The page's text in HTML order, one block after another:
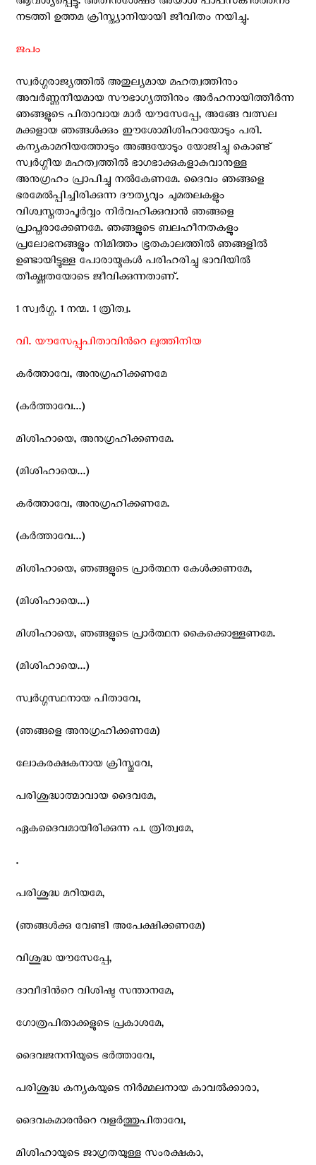
നടത്തി ഉത്തമ ക്രിസ്ത്യാനിയായി ജീവിതം നയിച്ചു.
ജപം
സ്വര്‍ഗ്ഗരാജ്യത്തില്‍ അതുല്യമായ മഹത്വത്തിനും
അവര്‍ണ്ണനീയമായ സൗഭാഗ്യത്തിനും അര്‍ഹനായിത്തീര്‍ന്ന
ഞങ്ങളുടെ പിതാവായ മാര്‍ യൗസേപ്പേ, അങ്ങേ വത്സല
മക്കളായ ഞങ്ങള്‍ക്കും ഈശോമിശിഹായോടും പരി.
കന്യകാമറിയത്തോടും അങ്ങയോടും യോജിച്ചു കൊണ്ട്
സ്വര്‍ഗ്ഗീയ മഹത്വത്തില്‍ ഭാഗഭാക്കുകളാകുവാനുള്ള
അനുഗ്രഹം പ്രാപിച്ചു നല്‍കേണമേ. ദൈവം ഞങ്ങളെ
ഭരമേല്‍പ്പിച്ചിരിക്കുന്ന ദൗത്യവും ചുമതലകളും
വിശ്വസ്തതാപൂര്‍വ്വം നിര്‍വഹിക്കുവാന്‍ ഞങ്ങളെ
പ്രാപ്തരാക്കേണമേ. ഞങ്ങളുടെ ബലഹീനതകളും
പ്രലോഭനങ്ങളും നിമിത്തം ഭൂതകാലത്തില്‍ ഞങ്ങളില്‍
ഉണ്ടായിട്ടുള്ള പോരായ്മകള്‍ പരിഹരിച്ചു ഭാവിയില്‍
തീക്ഷ്ണതയോടെ ജീവിക്കുന്നതാണ്.
1 സ്വര്‍ഗ്ഗ. 1 നന്മ. 1 ത്രിത്വ.
വി. യൗസേപ്പുപിതാവിന്‍റെ ലുത്തിനിയ
കര്‍ത്താവേ, അനുഗ്രഹിക്കണമേ
(കര്‍ത്താവേ...)
മിശിഹായെ, അനുഗ്രഹിക്കണമേ.
(മിശിഹായെ...)
കര്‍ത്താവേ, അനുഗ്രഹിക്കണമേ.
(കര്‍ത്താവേ...)
മിശിഹായെ, ഞങ്ങളുടെ പ്രാര്‍ത്ഥന കേള്‍ക്കണമേ,
(മിശിഹായെ...)
മിശിഹായെ, ഞങ്ങളുടെ പ്രാര്‍ത്ഥന കൈക്കൊള്ളണമേ.
(മിശിഹായെ...)
സ്വര്‍ഗ്ഗസ്ഥനായ പിതാവേ,
(ഞങ്ങളെ അനുഗ്രഹിക്കണമേ)
ലോകരക്ഷകനായ ക്രിസ്തുവേ,
പരിശുദ്ധാത്മാവായ ദൈവമേ,
ഏകദൈവമായിരിക്കുന്ന പ. ത്രിത്വമേ,
.
പരിശുദ്ധ മറിയമേ,
(ഞങ്ങള്‍ക്കു വേണ്ടി അപേക്ഷിക്കണമേ)
വിശുദ്ധ യൗസേപ്പേ,
ദാവീദിന്‍റെ വിശിഷ്ട സന്താനമേ,
ഗോത്രപിതാക്കളുടെ പ്രകാശമേ,
ദൈവജനനിയുടെ ഭര്‍ത്താവേ,
പരിശുദ്ധ കന്യകയുടെ നിര്‍മ്മലനായ കാവല്‍ക്കാരാ,
ദൈവകുമാരന്‍റെ വളര്‍ത്തുപിതാവേ,
മിശിഹായുടെ ജാഗ്രതയുള്ള സംരക്ഷകാ,